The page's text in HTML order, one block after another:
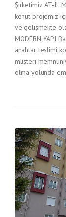
Şirketimiz AT-IL
konut projemiz
ve gelişmekte
MODERN YAPI
anahtar teslimi
müşteri
olma yolunda